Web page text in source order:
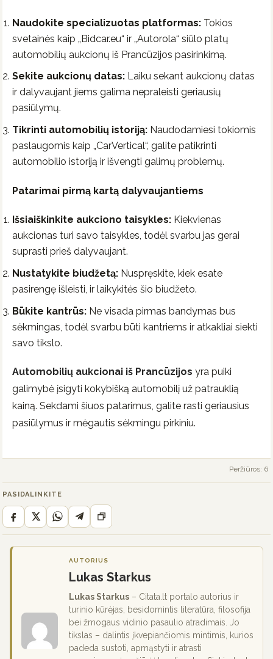
Naudokite specializuotas platformas: Tokios
svetainės kaip „Bidcar.eu“ ir „Autorola“ siūlo platų
automobilių aukcionų iš Prancūzijos pasirinkimą.
Sekite aukcionų datas: Laiku sekant aukcionų datas
ir dalyvaujant jiems galima nepraleisti geriausių
pasiūlymų.
Tikrinti automobilių istoriją: Naudodamiesi tokiomis
paslaugomis kaip „CarVertical“, galite patikrinti
automobilio istoriją ir išvengti galimų problemų.
Patarimai pirmą kartą dalyvaujantiems
Išsiaiškinkite aukciono taisykles: Kiekvienas
aukcionas turi savo taisykles, todėl svarbu jas gerai
suprasti prieš dalyvaujant.
Nustatykite biudžetą: Nuspręskite, kiek esate
pasirengę išleisti, ir laikykitės šio biudžeto.
Būkite kantrūs: Ne visada pirmas bandymas bus
sėkmingas, todėl svarbu būti kantriems ir atkakliai siekti
savo tikslo.
Automobilių aukcionai iš Prancūzijos yra puiki
galimybė įsigyti kokybišką automobilį už patrauklią
kainą. Sekdami šiuos patarimus, galite rasti geriausius
pasiūlymus ir mėgautis sėkmingu pirkiniu.
Peržiūros: 6
PASIDALINKITE
AUTORIUS
Lukas Starkus
Lukas Starkus – Citata.lt portalo autorius ir
turinio kūrėjas, besidomintis literatūra, filosofija
bei žmogaus vidinio pasaulio atradimais. Jo
tikslas – dalintis įkvepiančiomis mintimis, kurios
padeda sustoti, apmąstyti ir atrasti